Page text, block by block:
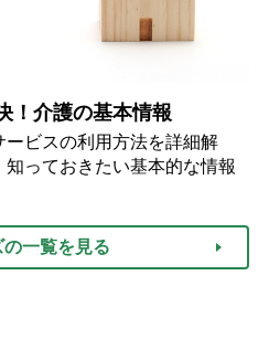
！介護の基本情報
ビスの利用方法を詳細解
っておきたい基本的な情報
の一覧を見る